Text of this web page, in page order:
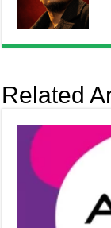
Related